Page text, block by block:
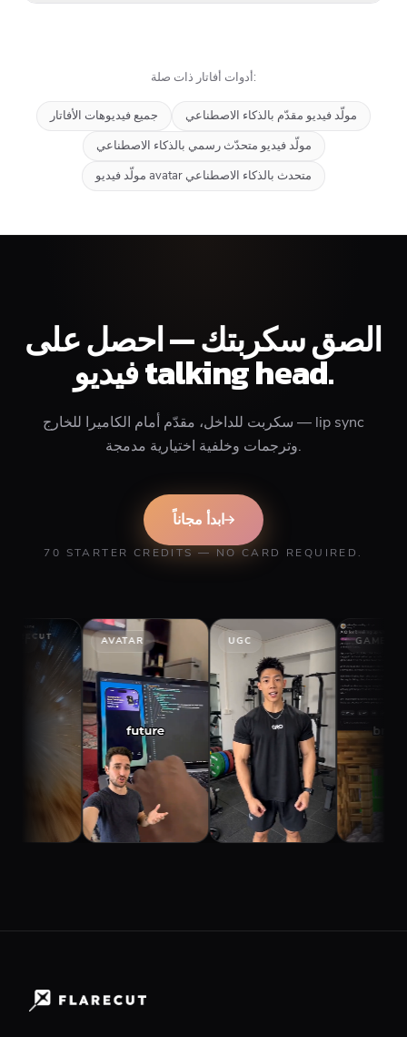
أدوات أفاتار ذات صلة:
جميع فيديوهات الأفاتار
مولّد فيديو مقدّم بالذكاء الاصطناعي
مولّد فيديو متحدّث رسمي بالذكاء الاصطناعي
مولّد فيديو avatar متحدث بالذكاء الاصطناعي
الصق سكربتك — احصل على
فيديو talking head.
سكربت للداخل، مقدّم أمام الكاميرا للخارج — lip sync
وترجمات وخلفية اختيارية مدمجة.
ابدأ مجاناً
70 STARTER CREDITS — NO CARD REQUIRED.
AVATAR UGC GAMEPLAY